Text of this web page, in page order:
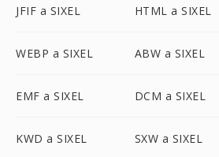
JFIF a SIXEL HTML a SIXEL
WEBP a SIXEL ABW a SIXEL
EMF a SIXEL DCM a SIXEL
KWD a SIXEL SXW a SIXEL